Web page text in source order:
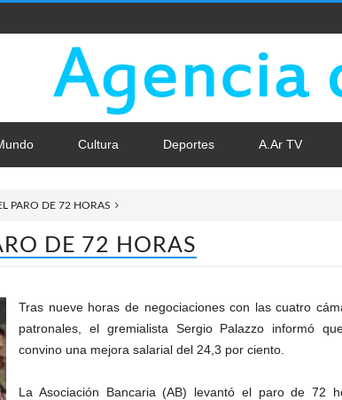
Cultura Deportes A.Ar TV
PARO DE 72 HORAS
DE 72 HORAS
Tras nueve horas de negociaciones con las cuatro
patronales, el gremialista Sergio Palazzo informó
convino una mejora salarial del 24,3 por ciento.
La Asociación Bancaria (AB) levantó el paro de 72